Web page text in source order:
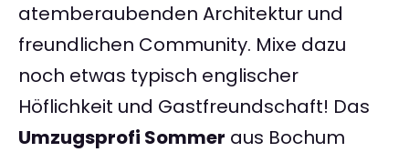
atemberaubenden Architektur und
freundlichen Community. Mixe dazu
noch etwas typisch englischer
Höflichkeit und Gastfreundschaft! Das
Umzugsprofi Sommer aus Bochum